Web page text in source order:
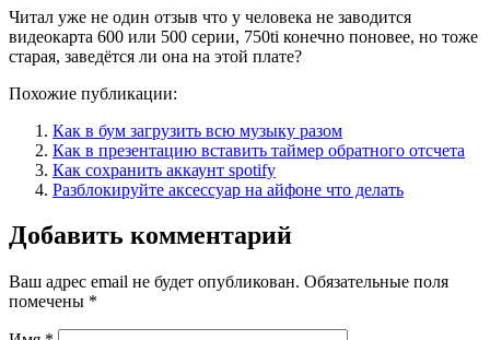
Читал уже не один отзыв что у человека не заводится
видеокарта 600 или 500 серии, 750ti конечно поновее, но тоже
старая, заведётся ли она на этой плате?
Похожие публикации:
Как в бум загрузить всю музыку разом
Как в презентацию вставить таймер обратного отсчета
Как сохранить аккаунт spotify
Разблокируйте аксессуар на айфоне что делать
Добавить комментарий
Ваш адрес email не будет опубликован. Обязательные поля
помечены *